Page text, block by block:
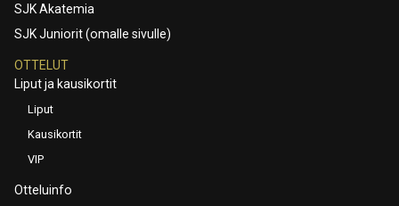
SJK Akatemia
SJK Juniorit (omalle sivulle)
OTTELUT
Liput ja kausikortit
Liput
Kausikortit
VIP
Otteluinfo